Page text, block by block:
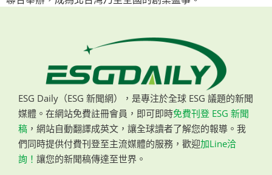
ESG Daily（ESG 新聞網），是專注於全球 ESG 議題的新聞
媒體。在網站免費註冊會員，即可即時免費刊登 ESG 新聞
稿 ，網站自動翻譯成英文，讓全球讀者了解您的報導。我
們同時提供付費刊登至主流媒體的服務，歡迎加Line洽
詢！ 讓您的新聞稿傳達至世界。